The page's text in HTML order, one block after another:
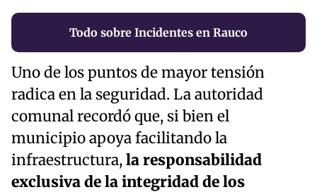
Todo sobre Incidentes en Rauco
Uno de los puntos de mayor tensión
radica en la seguridad. La autoridad
comunal recordó que, si bien el
municipio apoya facilitando la
infraestructura,la responsabilidad
exclusiva de la integridad de los